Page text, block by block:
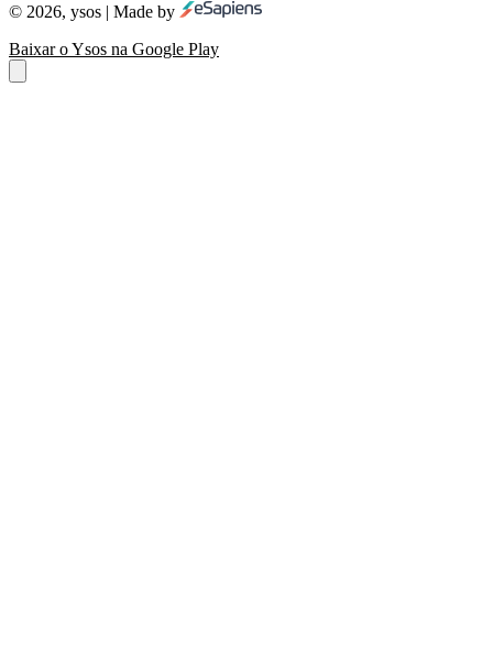
© 2026, ysos | Made by
Baixar o Ysos na Google Play